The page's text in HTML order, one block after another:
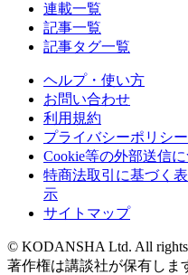
連載一覧
記事一覧
記事タグ一覧
ヘルプ・使い方
お問い合わせ
利用規約
プライバシーポリシー
Cookie等の外部送信
特商法取引に基づく
示
サイトマップ
© KODANSHA Ltd. All
著作権は講談社が保有しま